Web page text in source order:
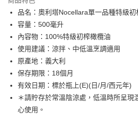
宅配
每筆NT$90，滿NT$699(含以上)免運費
品名：奧利塔Nocellara單一品種特級初
容量：500毫升
內容物：100%特級初榨橄欖油
使用建議：涼拌、中低溫烹調適用
原產地：義大利
保存期限：18個月
有效日期：標於瓶上(E)(日/月/西元年)
＊請貯存於常溫陰涼處，低溫時所呈現
心使用。